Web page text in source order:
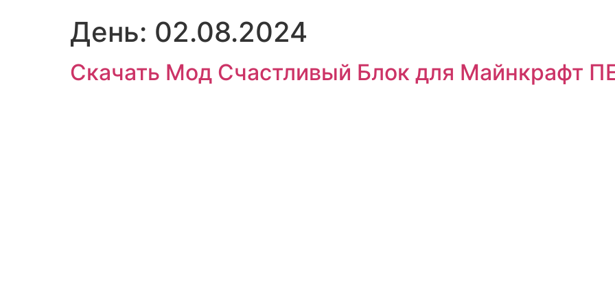
День: 02.08.2024
Скачать Мод Счастливый Блок для Майнкрафт